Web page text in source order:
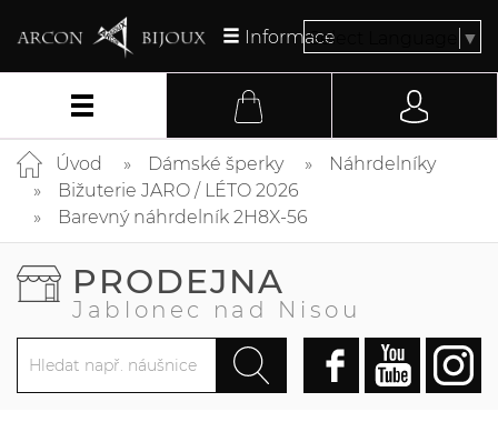
InformaceSelect Language ▼
Úvod Dámské šperky
Náhrdelníky
Bižuterie JARO / LÉTO 2026
Barevný náhrdelník 2H8X-56
PRODEJNA
Jablonec nad Nisou